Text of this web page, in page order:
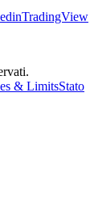
TradingView
& LimitsStato